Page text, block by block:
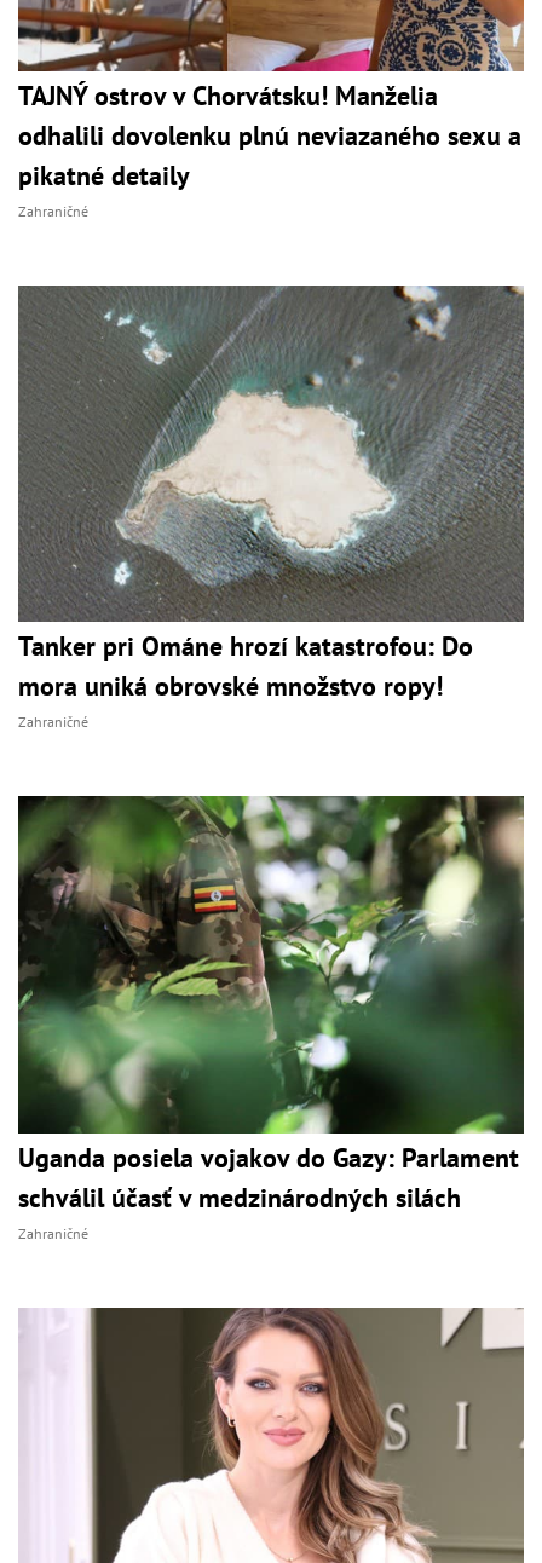
TAJNÝ ostrov v Chorvátsku! Manželia
odhalili dovolenku plnú neviazaného sexu a
pikatné detaily
Zahraničné
Tanker pri Ománe hrozí katastrofou: Do
mora uniká obrovské množstvo ropy!
Zahraničné
Uganda posiela vojakov do Gazy: Parlament
schválil účasť v medzinárodných silách
Zahraničné